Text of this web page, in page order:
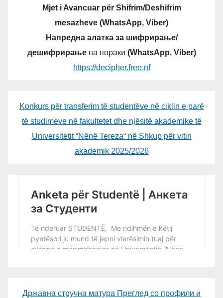
Mjet i Avancuar për Shifrim/Deshifrim
mesazheve (WhatsApp, Viber)
Напредна алатка за шифрирање/
дешифрирањена пораки (WhatsApp, Viber)
https://decipher.free.nf
Konkurs për transferim të studentëve në ciklin e parë
të studimeve në fakultetet dhe njësitë akademike të
Universitetit “Nënë Tereza“ në Shkup për vitin
akademik 2025/2026
Државна стручна матура Преглед со профили и